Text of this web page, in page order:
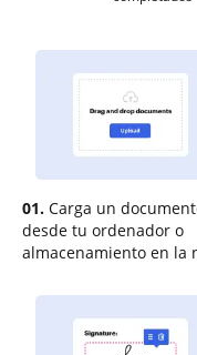
01. Carga un
desde tu ordenador o
almacenamiento en la